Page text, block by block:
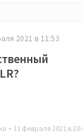
2021 в 11:53
• 11 февраля 2021 в